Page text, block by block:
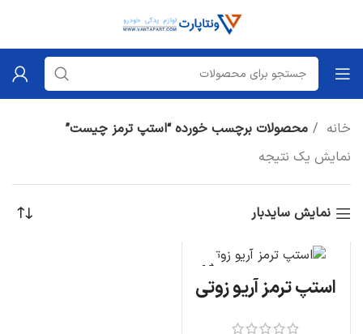
خانه
محصولات برچسب خورده “استپ ترمز چیست”
نمایش یک نتیجه
نمایش سایدبار
استپ ترمز آریو زوتی